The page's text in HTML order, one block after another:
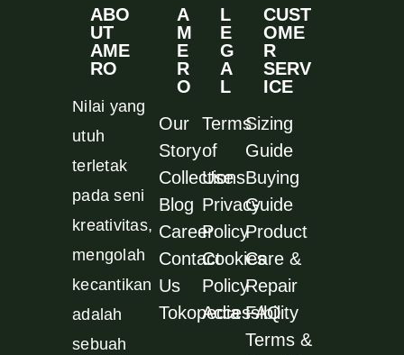
ABO
UT
AME
RO
Nilai yang
utuh
terletak
pada seni
kreativitas,
mengolah
kecantikan
adalah
sebuah
A
M
E
R
O
Our
Story
Collections
Blog
Career
Contact
Us
Tokopedia
L
E
G
A
L
Terms
of
Use
Privacy
Policy
Cookies
Policy
Accessibility
CUST
OME
R
SERV
ICE
Sizing
Guide
Buying
Guide
Product
Care &
Repair
FAQ
Terms &